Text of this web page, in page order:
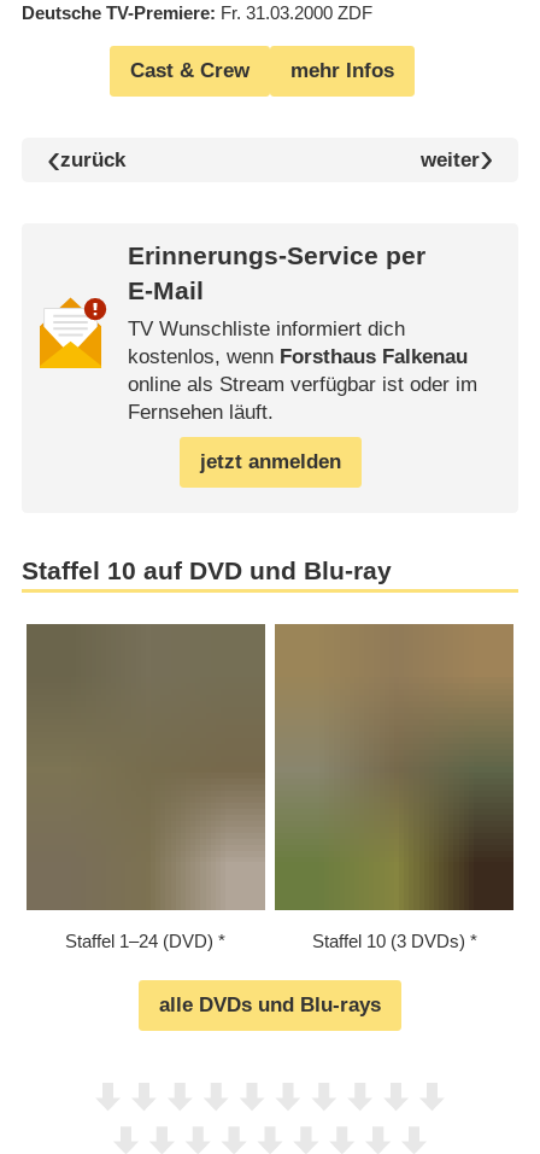
Deutsche TV-Premiere Fr. 31.03.2000 ZDF
Cast & Crew mehr Infos
zurück weiter
Erinnerungs-Service per
E-Mail
TV Wunschliste informiert dich
kostenlos, wenn Forsthaus Falkenau
online als Stream verfügbar ist oder im
Fernsehen läuft.
jetzt anmelden
Staffel 10 auf DVD und Blu-ray
Staffel 1⁠–⁠24 (DVD) Staffel 10 (3 DVDs)
alle DVDs und Blu-rays